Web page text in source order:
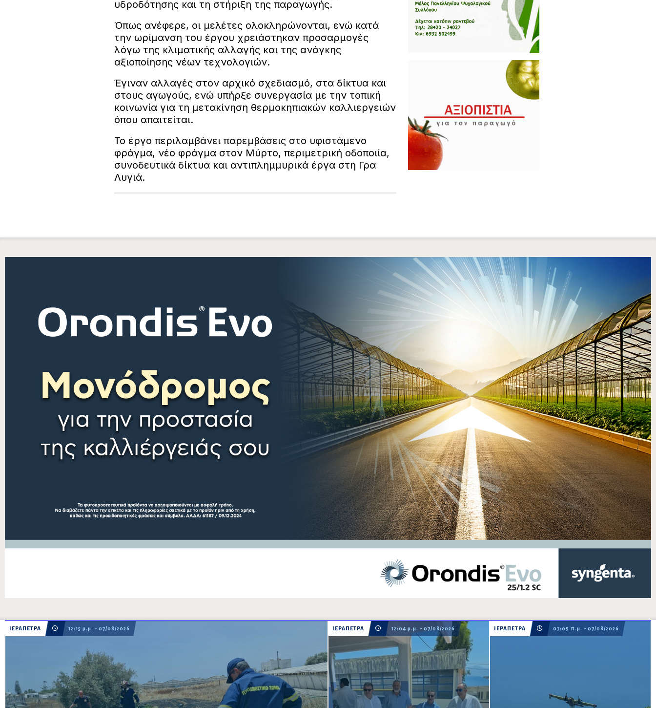
υδροδότησης και τη στήριξη της παραγωγής.
Όπως ανέφερε, οι μελέτες ολοκληρώνονται, ενώ κατά
την ωρίμανση του έργου χρειάστηκαν προσαρμογές
λόγω της κλιματικής αλλαγής και της ανάγκης
αξιοποίησης νέων τεχνολογιών.
Έγιναν αλλαγές στον αρχικό σχεδιασμό, στα δίκτυα και
στους αγωγούς, ενώ υπήρξε συνεργασία με την τοπική
κοινωνία για τη μετακίνηση θερμοκηπιακών καλλιεργειών
όπου απαιτείται.
Το έργο περιλαμβάνει παρεμβάσεις στο υφιστάμενο
φράγμα, νέο φράγμα στον Μύρτο, περιμετρική οδοποιία,
συνοδευτικά δίκτυα και αντιπλημμυρικά έργα στη Γρα
Λυγιά.
ΙΕΡΑΠΕΤΡΑ 12:15 μ.μ. - 07/08/2026 ΙΕΡΑΠΕΤΡΑ 12:04 μ.μ. - 07/08/2026 ΙΕΡΑΠΕΤΡΑ 07:09 π.μ. - 07/08/2026